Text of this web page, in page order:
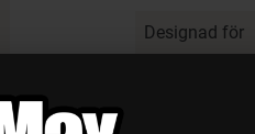
Designad för